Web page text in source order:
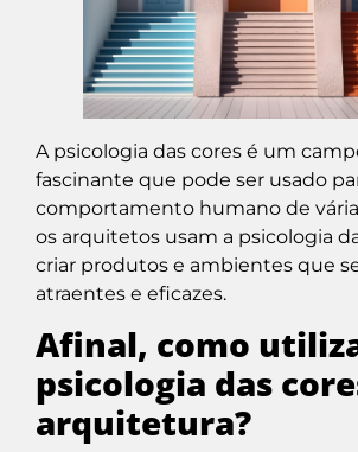
A psicologia das cores é um
fascinante que pode ser usado
comportamento humano de
os arquitetos usam a psicologia
criar produtos e ambientes que
atraentes e eficazes.
Afinal, como
psicologia das
arquitetura?